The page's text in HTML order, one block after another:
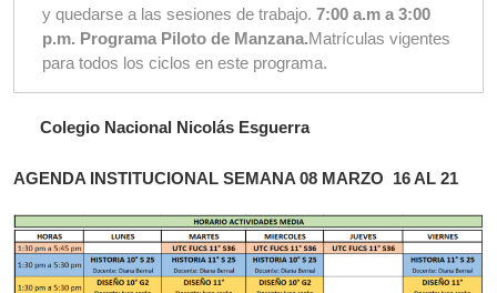
y quedarse a las sesiones de trabajo. 7:00 a.m a 3:00
p.m. Programa Piloto de Manzana.Matrículas vigentes
para todos los ciclos en este programa.
Colegio Nacional Nicolás Esguerra
AGENDA INSTITUCIONAL SEMANA 08 MARZO 16 AL 21